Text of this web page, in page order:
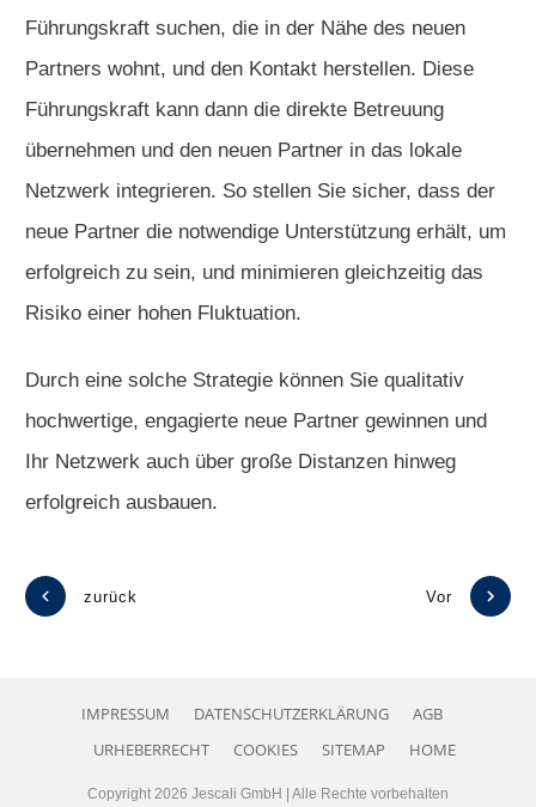
Führungskraft suchen, die in der Nähe des neuen
Partners wohnt, und den Kontakt herstellen. Diese
Führungskraft kann dann die direkte Betreuung
übernehmen und den neuen Partner in das lokale
Netzwerk integrieren. So stellen Sie sicher, dass der
neue Partner die notwendige Unterstützung erhält, um
erfolgreich zu sein, und minimieren gleichzeitig das
Risiko einer hohen Fluktuation.
Durch eine solche Strategie können Sie qualitativ
hochwertige, engagierte neue Partner gewinnen und
Ihr Netzwerk auch über große Distanzen hinweg
erfolgreich ausbauen.
zurück Vor
IMPRESSUM DATENSCHUTZERKLÄRUNG
AGB
URHEBERRECHT
COOKIES SITEMAP HOME
Copyright 2026 Jescali GmbH | Alle Rechte vorbehalten